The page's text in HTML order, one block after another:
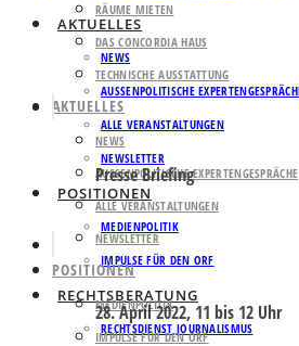
AKTUELLES
NEWS
AUSSENPOLITISCHE EXPERTENGESPRÄCHE
ALLE VERANSTALTUNGEN
NEWSLETTER
POSITIONEN
MEDIENPOLITIK
IMPULSE FÜR DEN ORF
RECHTSBERATUNG
RECHTSDIENST JOURNALISMUS
RÄUME MIETEN
DAS CONCORDIA HAUS
TECHNISCHE AUSSTATTUNG
AKTUELLES
NEWS
AUSSENPOLITISCHE EXPERTENGESPRÄCHE
ALLE VERANSTALTUNGEN
NEWSLETTER
POSITIONEN
MEDIENPOLITIK
IMPULSE FÜR DEN ORF
Presse Briefing
28. April 2022, 11 bis 12 Uhr